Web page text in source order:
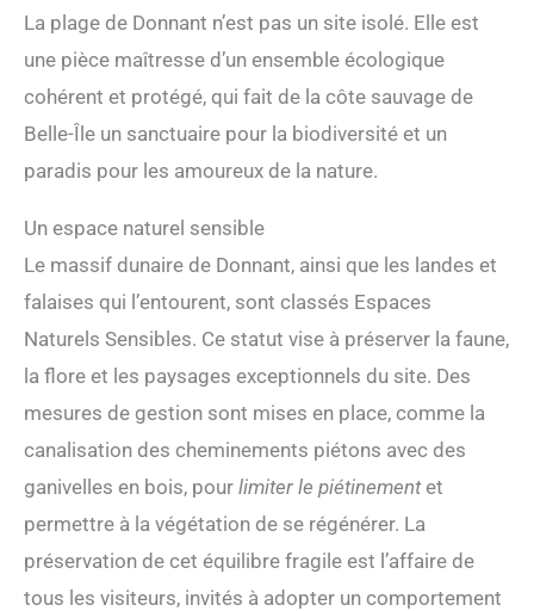
La plage de Donnant n’est pas un site isolé. Elle est
une pièce maîtresse d’un ensemble écologique
cohérent et protégé, qui fait de la côte sauvage de
Belle-Île un sanctuaire pour la biodiversité et un
paradis pour les amoureux de la nature.
Un espace naturel sensible
Le massif dunaire de Donnant, ainsi que les landes et
falaises qui l’entourent, sont classés Espaces
Naturels Sensibles. Ce statut vise à préserver la faune,
la flore et les paysages exceptionnels du site. Des
mesures de gestion sont mises en place, comme la
canalisation des cheminements piétons avec des
ganivelles en bois, pour limiter le piétinementet
permettre à la végétation de se régénérer. La
préservation de cet équilibre fragile est l’affaire de
tous les visiteurs, invités à adopter un comportement